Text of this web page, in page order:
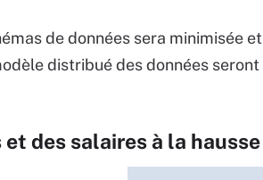
de données sera minimisée
distribué des données
des salaires à la hausse